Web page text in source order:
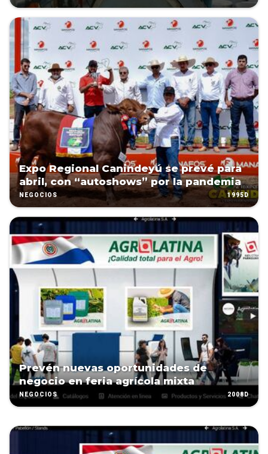
Expo Regional Canindeyú se prevé para
abril, con “autoshows” por la pandemia
NEGOCIOS 1995D
Prevén nuevas oportunidades de
negocio en feria agrícola mixta
NEGOCIOS 2008D